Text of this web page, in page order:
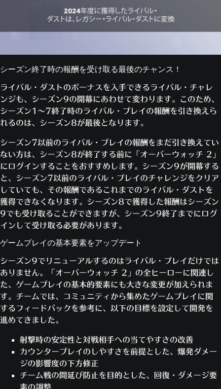
シーズン終了時の報酬を受け取る最後のチャンス！
ライバル・ダストのボーナスを入手できるライバル・チャレ
ンジも、シーズン9の開幕にあわせて変わります。このため、
シーズン1～7終了時のライバル・プレイの報酬を引き換えら
れるのは、シーズン8が最後となります。
シーズン7以前のライバル・プレイの報酬をまだ引き換えてい
ない方は、シーズン8が終了する前に「オーバーウォッチ 2」
にログインすることをおすすめします。シーズン9が開幕する
と、シーズン7以前のライバル・プレイのチャレンジをクリア
していても、その報酬であるこれまでのライバル・ダストを
獲得できなくなります。シーズン8で獲得した報酬はシーズン
9でも受け取ることができますが、シーズン9終了までにログ
インして受け取る必要があります。
ゲームプレイの基本要素をアップデート
シーズン9でリニューアルするのはライバル・プレイだけでは
ありません。「オーバーウォッチ 2」の全ヒーローに関連し
た、ゲームプレイの基本的要素にも大きな変更が加えられま
す。チームでは、コミュニティから集めたゲームプレイに関
するフィードバックを参考に、以下の目標を設定して開発を
進めてきました。
射撃時の安定性と対戦相手への当てやすさの改善
カウンタープレイのしやすさを前提とした、爆発ダメー
ジの影響度の下方修正
チーム戦の間延び防止を目的とした、回復・ダメージ要
素の調整